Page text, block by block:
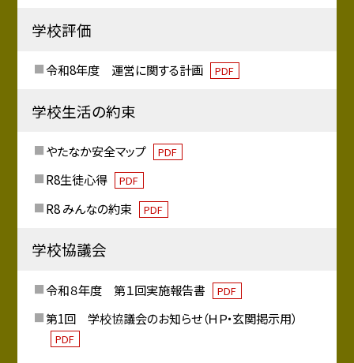
学校評価
令和8年度 運営に関する計画 PDF
学校生活の約束
やたなか安全マップ PDF
R8生徒心得 PDF
R8 みんなの約束 PDF
学校協議会
令和８年度 第１回実施報告書 PDF
第1回 学校協議会のお知らせ（ＨＰ・玄関掲示用）
PDF